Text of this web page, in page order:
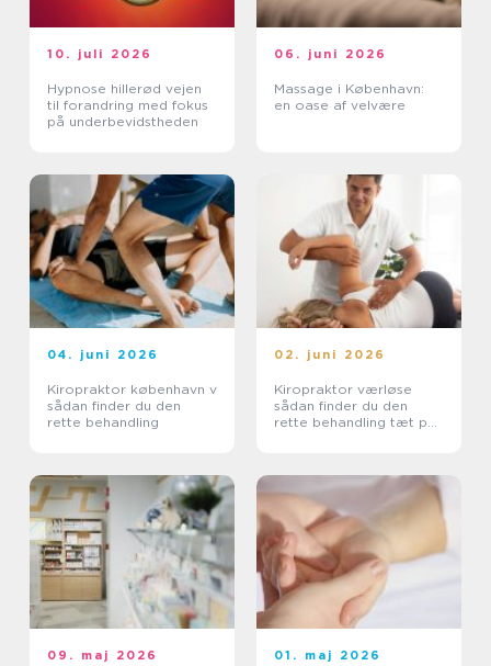
10. juli 2026
Hypnose hillerød vejen
til forandring med fokus
på underbevidstheden
06. juni 2026
Massage i København:
en oase af velvære
04. juni 2026
Kiropraktor københavn v
sådan finder du den
rette behandling
02. juni 2026
Kiropraktor værløse
sådan finder du den
rette behandling tæt på
09. maj 2026 01. maj 2026